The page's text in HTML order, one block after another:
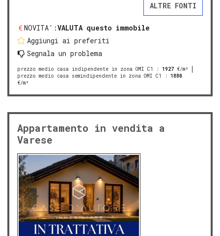
ALTRE FONTI
NOVITA':VALUTA questo immobile
Aggiungi ai preferiti
Segnala un problema
prezzo medio casa indipendente in zona OMI C1 : 1927 €/m²
prezzo medio casa semindipendente in zona OMI C1
: 1880
€/m²
Appartamento in vendita a
Varese